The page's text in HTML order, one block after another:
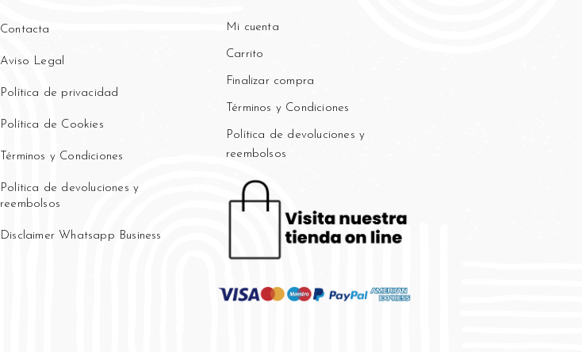
Contacta
Aviso Legal
Política de privacidad
Política de Cookies
Términos y Condiciones
Política de devoluciones y
reembolsos
Disclaimer Whatsapp Business
Mi cuenta
Carrito
Finalizar compra
Términos y Condiciones
Política de devoluciones y
reembolsos